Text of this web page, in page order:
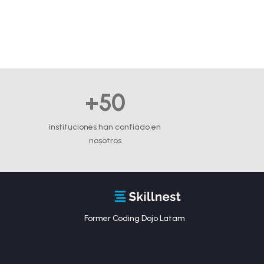
+50
instituciones han confiado en
nosotros
Former Coding Dojo Latam